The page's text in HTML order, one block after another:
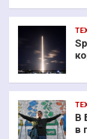
В
в